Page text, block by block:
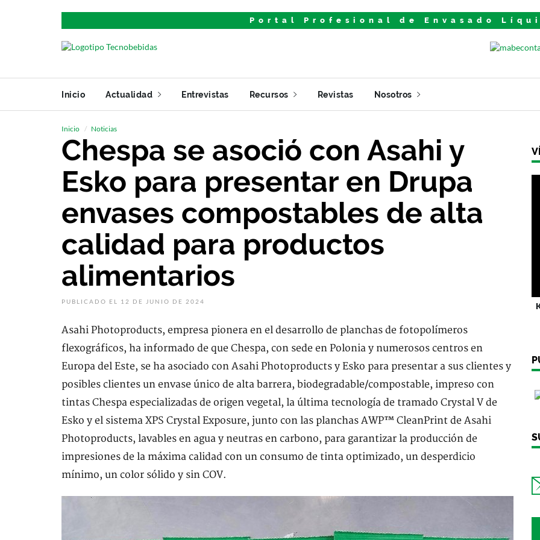
Portal Profesional de Envasado
Inicio Actualidad Entrevistas Recursos Revistas Nosotros
Inicio Noticias
Chespa se asoció con Asahi y
Esko para presentar en Drupa
envases compostables de alta
calidad para productos
alimentarios
PUBLICADO EL 12 DE JUNIO DE 2024
Asahi Photoproducts, empresa pionera en el desarrollo de planchas de fotopolímeros
flexográficos, ha informado de que Chespa, con sede en Polonia y numerosos centros en
Europa del Este, se ha asociado con Asahi Photoproducts y Esko para presentar a sus clientes y
posibles clientes un envase único de alta barrera, biodegradable/compostable, impreso con
tintas Chespa especializadas de origen vegetal, la última tecnología de tramado Crystal V de
Esko y el sistema XPS Crystal Exposure, junto con las planchas AWP™ CleanPrint de Asahi
Photoproducts, lavables en agua y neutras en carbono, para garantizar la producción de
impresiones de la máxima calidad con un consumo de tinta optimizado, un desperdicio
mínimo, un color sólido y sin COV.